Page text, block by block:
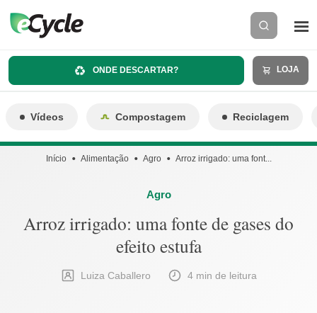
ONDE DESCARTAR? LOJA
Vídeos Compostagem Reciclagem
Início Alimentação Agro Arroz irrigado: uma font...
Agro
Arroz irrigado: uma fonte de gases do
efeito estufa
Luiza Caballero 4 min de leitura